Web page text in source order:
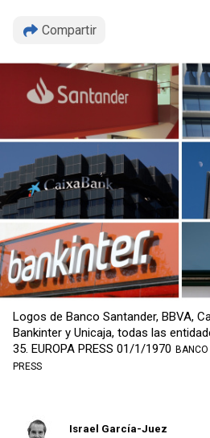
Compartir
Copiar
Logos de Banco Santander, BBVA,
Bankinter y Unicaja, todas las
35. EUROPA PRESS 01/1/1970 BANCO
PRESS
Israel García-Juez